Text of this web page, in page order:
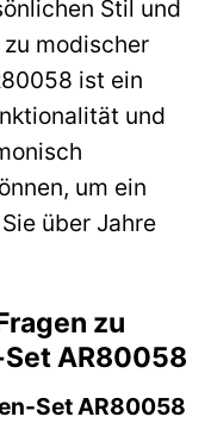
Stil und
modischer
ist ein
und
um ein
über Jahre
zu
AR80058
Set AR80058